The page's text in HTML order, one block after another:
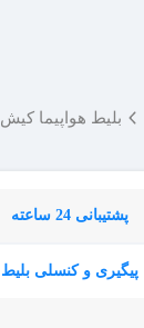
بلیط هواپیما کیش
پشتیبانی 24 ساعته
پیگیری و کنسلی بلیط